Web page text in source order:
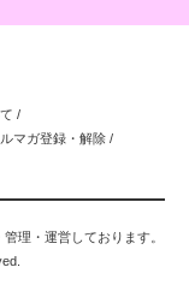
/
ルマガ登録・解除 /
理・運営しております。